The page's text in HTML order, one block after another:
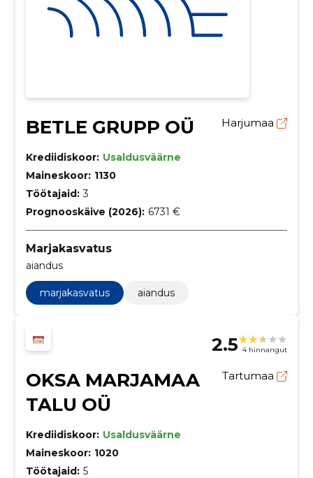
BETLE GRUPP OÜ Harjumaa
Krediidiskoor: Usaldusväärne
Maineskoor: 1130
Töötajaid: 3
Prognooskäive (2026): 6731 €
Marjakasvatus
aiandus
marjakasvatus aiandus
2.5 4 hinnangut
OKSA MARJAMAA
TALU OÜ
Tartumaa
Krediidiskoor: Usaldusväärne
Maineskoor: 1020
Töötajaid: 5